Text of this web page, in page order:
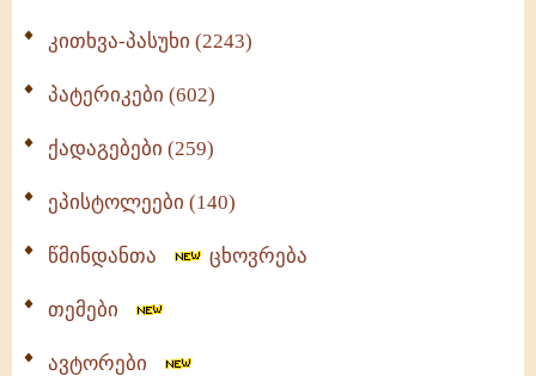
კითხვა-პასუხი (2243)
პატერიკები (602)
ქადაგებები (259)
ეპისტოლეები (140)
წმინდანთა ცხოვრება
თემები
ავტორები